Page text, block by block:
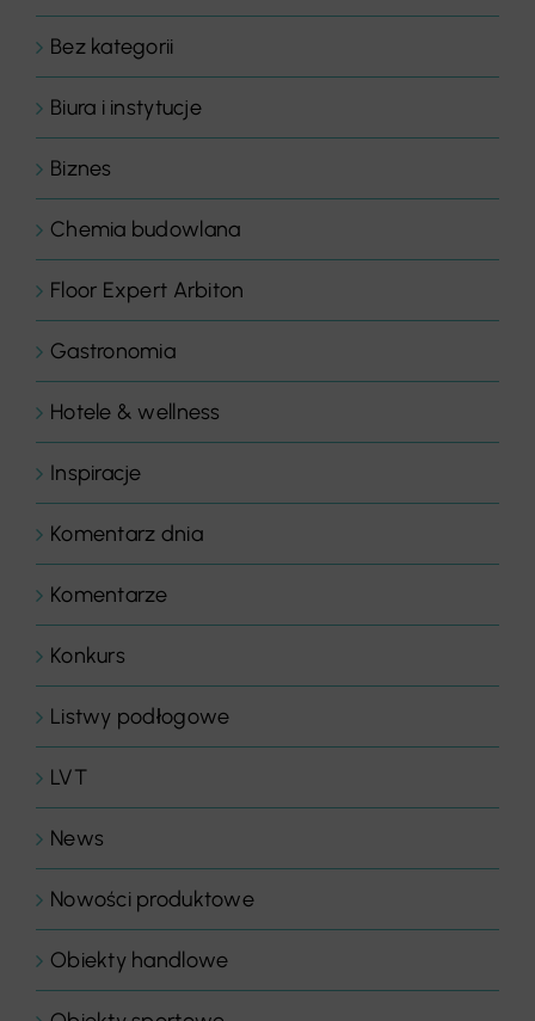
Bez kategorii
Biura i instytucje
Biznes
Chemia budowlana
Floor Expert Arbiton
Gastronomia
Hotele & wellness
Inspiracje
Komentarz dnia
Komentarze
Konkurs
Listwy podłogowe
LVT
News
Nowości produktowe
Obiekty handlowe